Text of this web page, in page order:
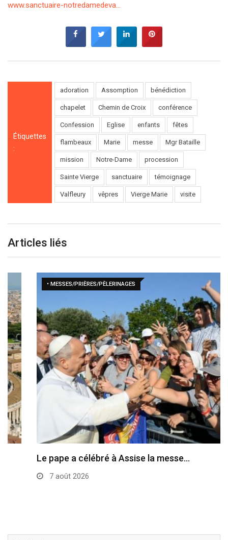
www.sanctuaire-notredamedeva…
Étiquettes
:
adoration Assomption bénédiction
chapelet Chemin de Croix conférence
Confession Eglise enfants fêtes
flambeaux Marie messe Mgr Bataille
mission Notre-Dame procession
Sainte Vierge sanctuaire témoignage
Valfleury vêpres Vierge Marie visite
Articles liés
• MESSES/PRIÈRES/PÈLERINAGES
Le pape a célébré à Assise la messe…
7 août 2026